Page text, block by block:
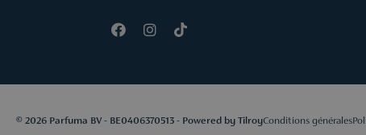
© 2026 Parfuma BV - BE0406370513 - Powered by TilroyConditions générales